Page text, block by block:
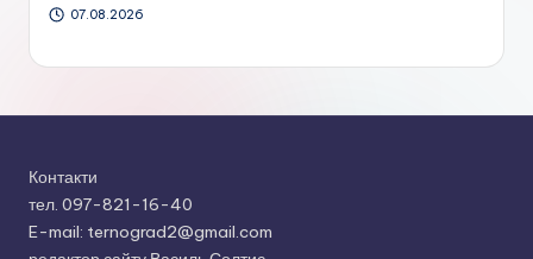
07.08.2026
Контакти
тел. 097-821-16-40
E-mail: ternograd2@gmail.com